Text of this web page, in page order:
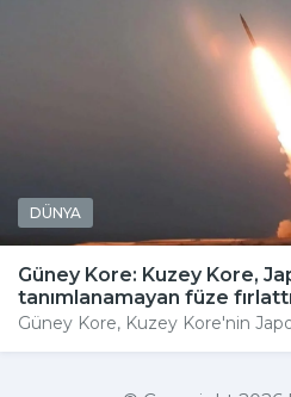
DÜNYA
Güney Kore: Kuzey Kore,
tanımlanamayan füze fırlattı
Güney Kore, Kuzey Kore'nin